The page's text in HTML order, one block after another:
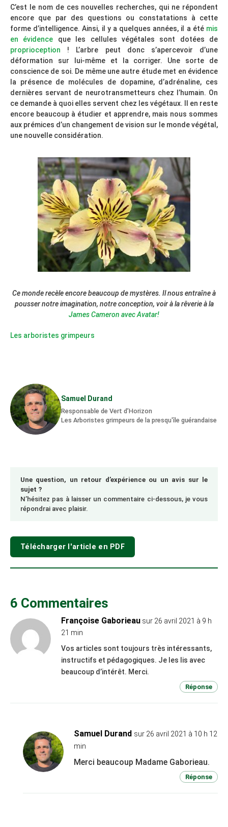
C’est le nom de ces nouvelles recherches, qui ne répondent
encore que par des questions ou constatations à cette
forme d’intelligence. Ainsi, il y a quelques années, il a été mis
en évidence que les cellules végétales sont dotées de
proprioception ! L’arbre peut donc s’apercevoir d’une
déformation sur lui-même et la corriger. Une sorte de
conscience de soi. De même une autre étude met en évidence
la présence de molécules de dopamine, d’adrénaline, ces
dernières servant de neurotransmetteurs chez l’humain. On
ce demande à quoi elles servent chez les végétaux. Il en reste
encore beaucoup à étudier et apprendre, mais nous sommes
aux prémices d’un changement de vision sur le monde végétal,
une nouvelle considération.
Ce monde recèle encore beaucoup de mystères. Il nous entraîne à
pousser notre imagination, notre conception, voir à la rêverie à la
James Cameron avec Avatar!
Les arboristes grimpeurs
Samuel Durand
Responsable de Vert d’Horizon
Les Arboristes grimpeurs de la presqu'île guérandaise
Une question, un retour d’expérience ou un avis sur le
sujet ?
N’hésitez pas à laisser un commentaire ci-dessous, je vous
répondrai avec plaisir.
Télécharger l'article en PDF
6 Commentaires
Françoise Gaborieau sur 26 avril 2021 à 9 h
21 min
Vos articles sont toujours très intéressants,
instructifs et pédagogiques. Je les lis avec
beaucoup d’intérêt. Merci.
Réponse
Samuel Durand sur 26 avril 2021 à 10 h 12
min
Merci beaucoup Madame Gaborieau.
Réponse